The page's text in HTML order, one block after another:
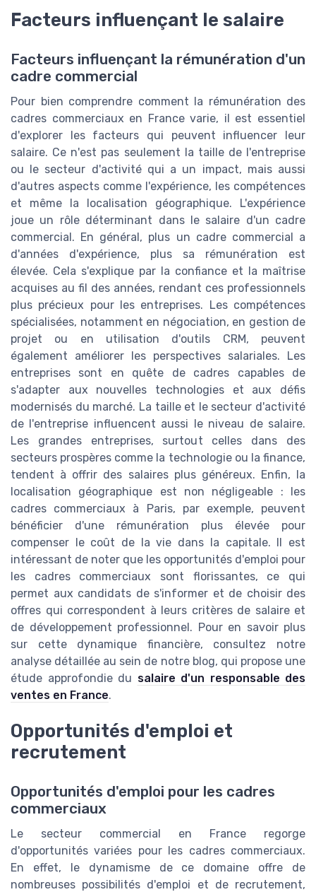
Facteurs influençant le salaire
Facteurs influençant la rémunération d'un
cadre commercial
Pour bien comprendre comment la rémunération des
cadres commerciaux en France varie, il est essentiel
d'explorer les facteurs qui peuvent influencer leur
salaire. Ce n'est pas seulement la taille de l'entreprise
ou le secteur d'activité qui a un impact, mais aussi
d'autres aspects comme l'expérience, les compétences
et même la localisation géographique. L'expérience
joue un rôle déterminant dans le salaire d'un cadre
commercial. En général, plus un cadre commercial a
d'années d'expérience, plus sa rémunération est
élevée. Cela s'explique par la confiance et la maîtrise
acquises au fil des années, rendant ces professionnels
plus précieux pour les entreprises. Les compétences
spécialisées, notamment en négociation, en gestion de
projet ou en utilisation d'outils CRM, peuvent
également améliorer les perspectives salariales. Les
entreprises sont en quête de cadres capables de
s'adapter aux nouvelles technologies et aux défis
modernisés du marché. La taille et le secteur d'activité
de l'entreprise influencent aussi le niveau de salaire.
Les grandes entreprises, surtout celles dans des
secteurs prospères comme la technologie ou la finance,
tendent à offrir des salaires plus généreux. Enfin, la
localisation géographique est non négligeable : les
cadres commerciaux à Paris, par exemple, peuvent
bénéficier d'une rémunération plus élevée pour
compenser le coût de la vie dans la capitale. Il est
intéressant de noter que les opportunités d'emploi pour
les cadres commerciaux sont florissantes, ce qui
permet aux candidats de s'informer et de choisir des
offres qui correspondent à leurs critères de salaire et
de développement professionnel. Pour en savoir plus
sur cette dynamique financière, consultez notre
analyse détaillée au sein de notre blog, qui propose une
étude approfondie du salaire d'un responsable des
ventes en France.
Opportunités d'emploi et
recrutement
Opportunités d'emploi pour les cadres
commerciaux
Le secteur commercial en France regorge
d'opportunités variées pour les cadres commerciaux.
En effet, le dynamisme de ce domaine offre de
nombreuses possibilités d'emploi et de recrutement,